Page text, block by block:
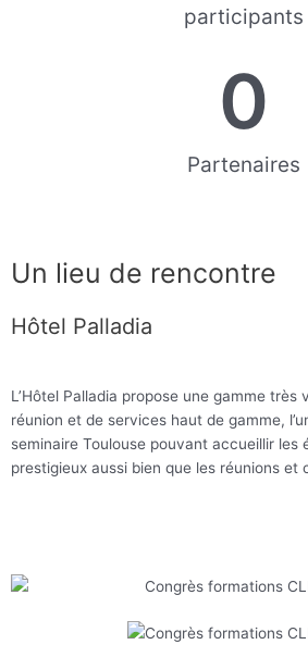
participants
Partenaires
0
Un lieu de rencontre
Hôtel Palladia
L’Hôtel Palladia propose une gamme très
réunion et de services haut de gamme,
seminaire Toulouse pouvant accueillir les
prestigieux aussi bien que les réunions et